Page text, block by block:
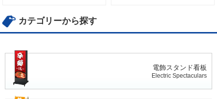
カテゴリーから探す
電飾スタンド看板
Electric Spectaculars